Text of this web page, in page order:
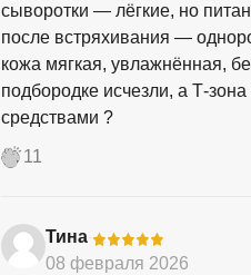
сыворотки — лёгкие, но
после встряхивания —
кожа мягкая, увлажнённая,
подбородке исчезли, а Т-
средствами ?
11
Тина-
08 февраля 2026